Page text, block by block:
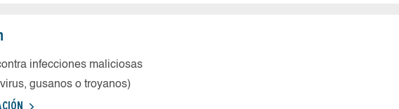
infecciones maliciosas
gusanos o troyanos)